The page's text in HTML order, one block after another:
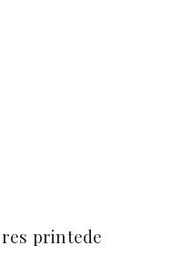
printede